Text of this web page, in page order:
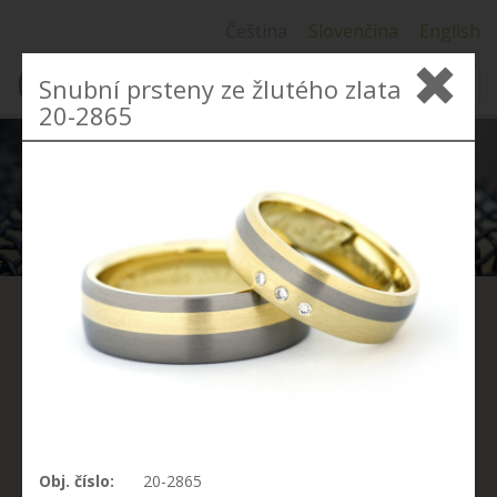
Slovenčina English
MENU
SNUBNÍ
PRSTENY ZAKÁZKOVÁ
Pokud si nemůžete vybrat z naší nabídky, chcete mít
Snubní prsteny ze žlutého zlata
20-2865
Obj. číslo:
20-2865